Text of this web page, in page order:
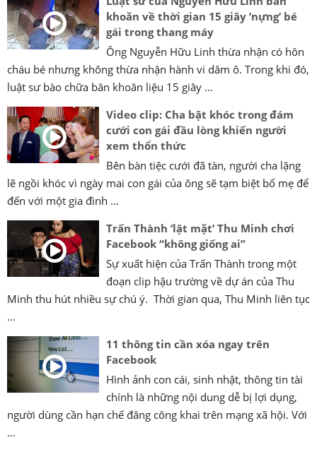
khoăn về thời gian 15 giây ‘nựng’ bé
gái trong thang máy
Ông Nguyễn Hữu Linh thừa nhận có hôn
cháu bé nhưng không thừa nhận hành vi dâm ô. Trong khi đó,
luật sư bào chữa băn khoăn liệu 15 giây ...
Video clip: Cha bật khóc trong đám
cưới con gái đầu lòng khiến người
xem thổn thức
Bên bàn tiệc cưới đã tàn, người cha lặng
lẽ ngồi khóc vì ngày mai con gái của ông sẽ tạm biệt bố mẹ để
đến với một gia đình ...
Trấn Thành ‘lật mặt’ Thu Minh chơi
Facebook “không giống ai”
Sự xuất hiện của Trấn Thành trong một
đoạn clip hậu trường về dự án của Thu
Minh thu hút nhiều sự chú ý. Thời gian qua, Thu Minh liên tục
...
11 thông tin cần xóa ngay trên
Facebook
Hình ảnh con cái, sinh nhật, thông tin tài
chính là những nội dung dễ bị lợi dụng,
người dùng cần hạn chế đăng công khai trên mạng xã hội. Với
...